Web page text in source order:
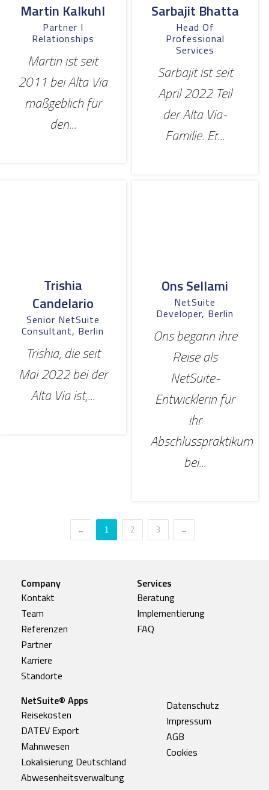
Martin Kalkuhl
Partner I
Relationships
Martin ist seit
2011 bei Alta Via
maßgeblich für
den...
Sarbajit Bhatta
Head Of
Professional
Services
Sarbajit ist seit
April 2022 Teil
der Alta Via-
Familie. Er...
Trishia
Candelario
Senior NetSuite
Consultant, Berlin
Trishia, die seit
Mai 2022 bei der
Alta Via ist,...
Ons Sellami
NetSuite
Developer, Berlin
Ons begann ihre
Reise als
NetSuite-
Entwicklerin für
ihr
Abschlusspraktikum
bei...
← 1 2 3 →
Company
Kontakt
Team
Referenzen
Partner
Karriere
Standorte
Services
Beratung
Implementierung
FAQ
NetSuite® Apps
Reisekosten
DATEV Export
Mahnwesen
Lokalisierung Deutschland
Abwesenheitsverwaltung
Datenschutz
Impressum
AGB
Cookies